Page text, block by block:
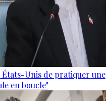
États-Unis de pratiquer une
en boucle"